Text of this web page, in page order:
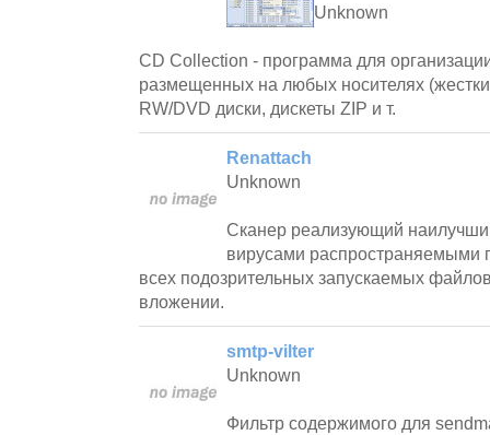
Unknown
CD Collection - программа для
размещенных на любых носителях
RW/DVD диски, дискеты ZIP и т.
Renattach
Unknown
Сканер реализующий
вирусами распространяемыми
всех подозрительных запускаемых
вложении.
smtp-vilter
Unknown
Фильтр содержимого для